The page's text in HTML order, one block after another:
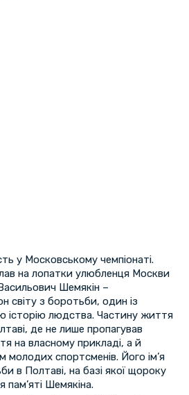
у Московському чемпіонаті.
на лопатки улюбленця Москви
Шемякін –
світу з боротьби, один із
історію людства. Частину життя
де не лише пропагував
на власному прикладі, а й
молодих спортсменів. Його ім’я
в Полтаві, на базі якої щороку
пам’яті Шемякіна.